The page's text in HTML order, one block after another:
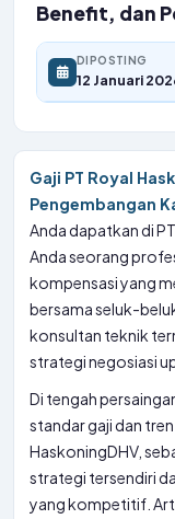
Benefit, dan
DIPOSTING
12 Januari
Gaji PT Royal
Pengembangan
Anda dapatkan di
Anda seorang
kompensasi yang
bersama seluk-
konsultan teknik
strategi negosiasi
Di tengah
standar gaji dan
HaskoningDHV,
strategi tersendiri
yang kompetitif.